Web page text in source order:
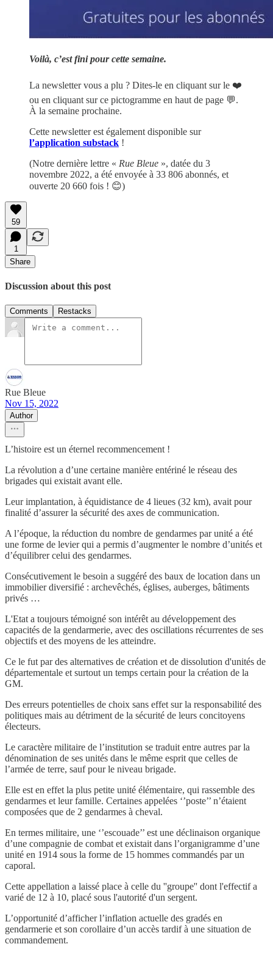
Voilà, c’est fini pour cette semaine.
La newsletter vous a plu ? Dites-le en cliquant sur le ❤️
ou en cliquant sur ce pictogramme en haut de page 💬.
À la semaine prochaine.
Cette newsletter est également disponible sur
l’application substack !
(Notre dernière lettre « Rue Bleue », datée du 3
novembre 2022, a été envoyée à 33 806 abonnés, et
ouverte 20 660 fois ! 😊)
59
1
Share
Discussion about this post
Comments Restacks
Rue Bleue
Nov 15, 2022
Author
L’histoire est un éternel recommencement !
La révolution a d’une certaine manière entériné le réseau des
brigades qui existait avant elle.
Leur implantation, à équidistance de 4 lieues (32 km), avait pour
finalité d’assurer la sécurité des axes de communication.
A l’époque, la réduction du nombre de gendarmes par unité a été
une forme de levier qui a permis d’augmenter le nombre d’unités et
d’équilibrer celui des gendarmes.
Consécutivement le besoin a suggéré des baux de location dans un
immobilier diversifié : archevêchés, églises, auberges, bâtiments
privés …
L'Etat a toujours témoigné son intérêt au développement des
capacités de la gendarmerie, avec des oscillations récurrentes de ses
objectifs et des moyens de les atteindre.
Ce le fut par des alternatives de création et de dissolution d'unités de
départementale et surtout un temps certain pour la création de la
GM.
Des erreurs potentielles de choix sans effet sur la responsabilité des
politiques mais au détriment de la sécurité de leurs concitoyens
électeurs.
Le caractère militaire de l’institution se traduit entre autres par la
dénomination de ses unités dans le même esprit que celles de
l’armée de terre, sauf pour le niveau brigade.
Elle est en effet la plus petite unité élémentaire, qui rassemble des
gendarmes et leur famille. Certaines appelées ‘’poste’’ n’étaient
composées que de 2 gendarmes à cheval.
En termes militaire, une ‘’escouade’’ est une déclinaison organique
d’une compagnie de combat et existait dans l’organigramme d’une
unité en 1914 sous la forme de 15 hommes commandés par un
caporal.
Cette appellation a laissé place à celle du ''groupe'' dont l'effectif a
varié de 12 à 10, placé sous l'autorité d'un sergent.
L’opportunité d’afficher l’inflation actuelle des gradés en
gendarmerie et son corollaire d’un accès tardif à une situation de
commandement.